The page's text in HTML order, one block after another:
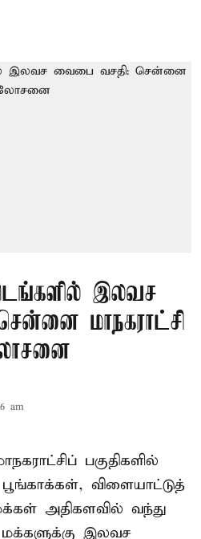
இலவச
மாநகராட்சி
am
பகுதிகளில்
விளையாட்டுத்
அதிகளவில் வந்து
மக்களுக்கு இலவச